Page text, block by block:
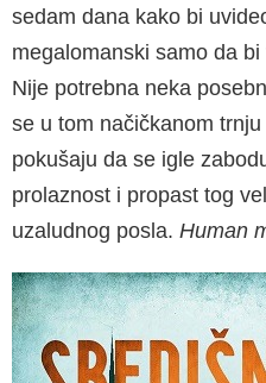
sedam dana kako bi
megalomanski samo da
Nije potrebna neka
se u tom načič­kanom
pokušaju da se igle
prolaznost i propast tog
uzaludnog posla. Human